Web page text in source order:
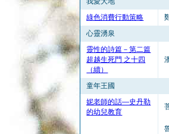
綠色消費行動策略
心靈湧泉
靈性的詩篇－第二篇
超越生死門 之十四
（續）
童年王國
妮老師的話—史丹勒
的幼兒教育